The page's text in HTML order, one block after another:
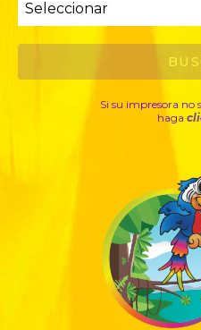
Si su impresora no
haga